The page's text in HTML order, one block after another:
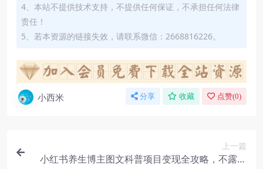
4、本站不提供技术支持，不提供任何保证，不承担任何法律
责任！
5、若本资源的链接失效，请联系微信：2668816226。
小西米 分享 收藏 点赞(0)
上一篇
小红书养生博主图文科普项目变现全攻略，不露脸